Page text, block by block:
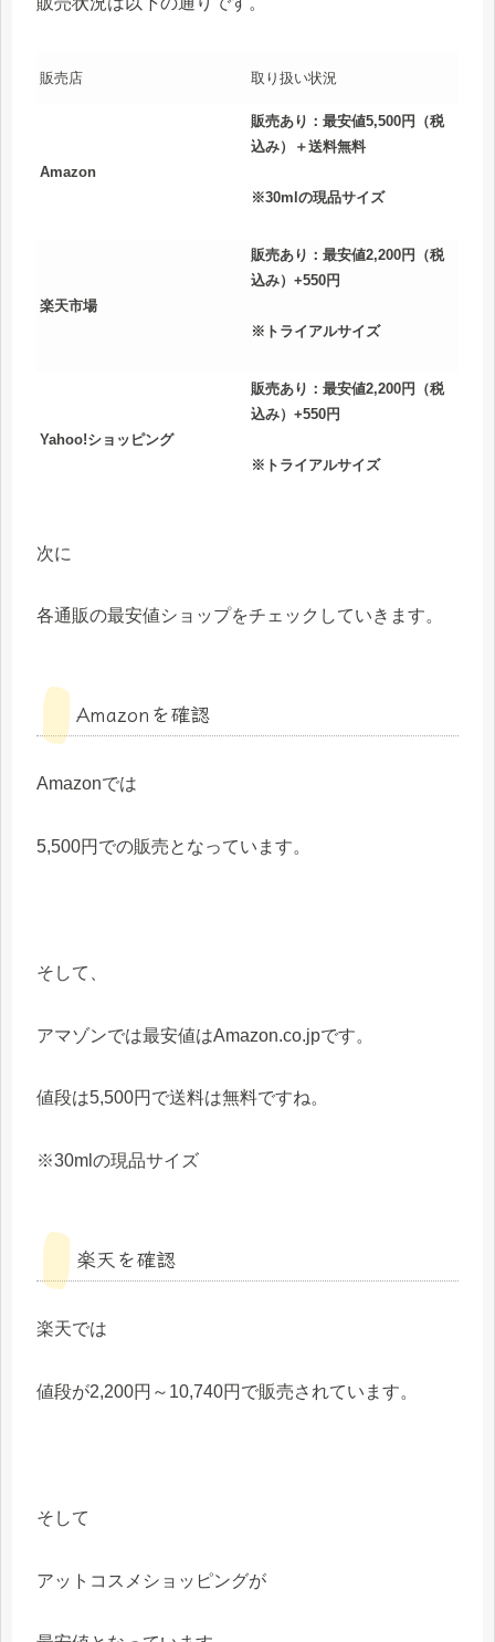
販売店 取り扱い状況
Amazon
販売あり：最安値5,500円（税
込み）＋送料無料
※30mlの現品サイズ
楽天市場
販売あり：最安値2,200円（税
込み）+550円
※トライアルサイズ
Yahoo!ショッピング
販売あり：最安値2,200円（税
込み）+550円
※トライアルサイズ
次に
各通販の最安値ショップをチェックしていきます。
Amazonを確認
Amazonでは
5,500円での販売となっています。
そして、
アマゾンでは最安値はAmazon.co.jpです。
値段は5,500円で送料は無料ですね。
※30mlの現品サイズ
楽天を確認
楽天では
値段が2,200円～10,740円で販売されています。
そして
アットコスメショッピングが